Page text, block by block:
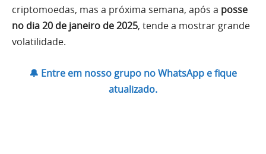
criptomoedas, mas a próxima semana, após a posse
no dia 20 de janeiro de 2025, tende a mostrar grande
volatilidade.
🔔 Entre em nosso grupo no WhatsApp e fique
atualizado.